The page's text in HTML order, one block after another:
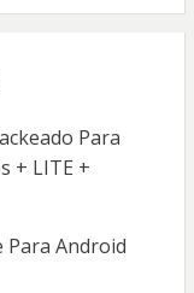
Para
+ LITE +
Para Android